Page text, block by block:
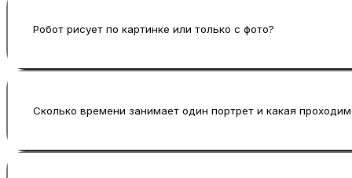
система преобразует изображение в
Робот рисует по картинке или только с фото?
формата исходника и сценария мероприятия).
Сколько времени занимает один портрет и какая